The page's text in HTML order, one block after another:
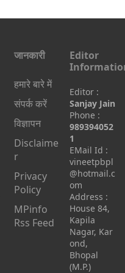
जानकारी
हमारे बारे में
संपर्क करें
विज्ञापन
Disclaime
r
Privacy
Policy
MPinfo
Rss Feed
Editor
Editor :
Sanjay Jain
Phone :
989394052
1
EMail Id :
vineetpbpl
@hotmail.c
om
Address :
House 84,
Kapila
Nagar, Kar
ond,
Bhopal
(M.P.)